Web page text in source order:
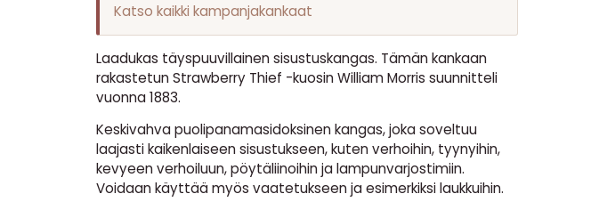
Katso kaikki kampanjakankaat
Laadukas täyspuuvillainen sisustuskangas. Tämän kankaan
rakastetun Strawberry Thief -kuosin William Morris suunnitteli
vuonna 1883.
Keskivahva puolipanamasidoksinen kangas, joka soveltuu
laajasti kaikenlaiseen sisustukseen, kuten verhoihin, tyynyihin,
kevyeen verhoiluun, pöytäliinoihin ja lampunvarjostimiin.
Voidaan käyttää myös vaatetukseen ja esimerkiksi laukkuihin.